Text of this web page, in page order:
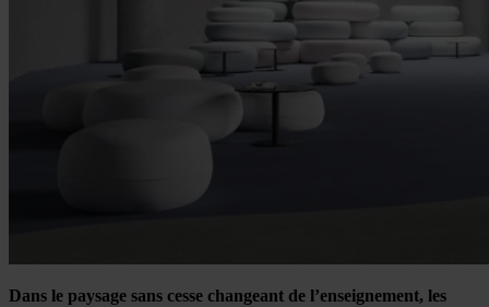
Dans le paysage sans cesse changeant de l’enseignement, les